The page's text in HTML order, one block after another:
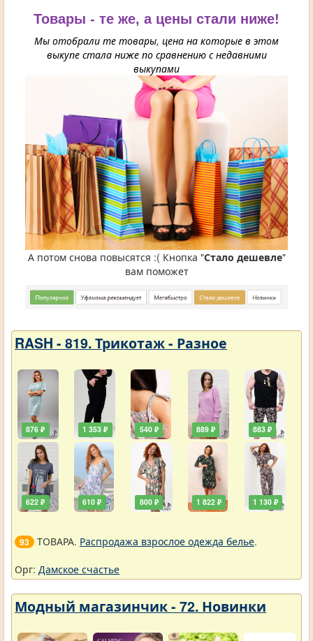
Товары - те же, а цены стали ниже!
Мы отобрали те товары, цена на которые в этом
выкупе стала ниже по сравнению с недавними
выкупами
А потом снова повысятся :( Кнопка "Стало дешевле"
вам поможет
RASH - 819. Трикотаж - Разное
876 ₽
622 ₽
1 353 ₽
610 ₽
540 ₽
800 ₽
889 ₽
1 822 ₽
883 ₽
1 130 ₽
93 ТОВАРА. Распродажа взрослое одежда белье.
Орг: Дамское счастье
Модный магазинчик - 72. Новинки